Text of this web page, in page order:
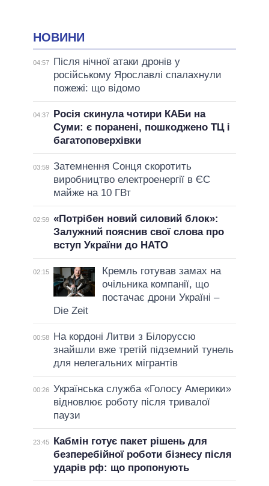
НОВИНИ
04:57
Після нічної атаки дронів у
російському Ярославлі спалахнули
пожежі: що відомо
04:37
Росія скинула чотири КАБи на
Суми: є поранені, пошкоджено ТЦ і
багатоповерхівки
03:59 Затемнення Сонця скоротить
виробництво електроенергії в ЄС
майже на 10 ГВт
02:59 «Потрібен новий силовий блок»:
Залужний пояснив свої слова про
вступ України до НАТО
02:15
Кремль готував замах на
очільника компанії, що
постачає дрони Україні –
Die Zeit
00:58
На кордоні Литви з Білоруссю
знайшли вже третій підземний тунель
для нелегальних мігрантів
00:26 Українська служба «Голосу Америки»
відновлює роботу після тривалої
паузи
23:45
Кабмін готує пакет рішень для
безперебійної роботи бізнесу після
ударів рф: що пропонують